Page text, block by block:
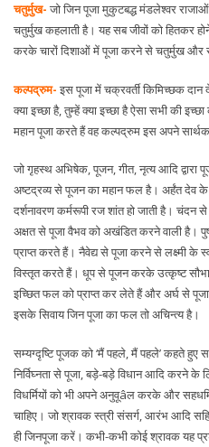
चतुर्मुख- जो जिन पूजा मुकुटबद्ध मंडलेश्वर राजाओं
चतुर्मुख कहलाती है। यह सब जीवों को हितकर
करके चारों दिशाओं में पूजा करने से चतुर्मुख और
कल्पद्रुम- इस पूजा में चक्रवर्ती किमिच्छक दान
क्या इच्छा है, तुम्हें क्या इच्छा है ऐसा सभी की
महान पूजा करते हैं वह कल्पद्रुम इस अपने सार्थक
जो गृहस्थ अभिषेक, पूजन, गीत, नृत्य आदि
अष्टद्रव्य से पूजन का महान फल है। अर्हंत देव
दर्शनावरण कर्मरूपी रज शांत हो जाती है। चंदन
अक्षत से पूजा वैभव को अखंडित करने वाली है।
प्राप्त करते हैं। नैवेद्य से पूजा करने से लक्ष्मी के
विस्तृत करते हैं। धूप से पूजन करके उत्कृष्ट
इच्छित फल को प्राप्त कर लेते हैं और अर्घ से
इसके सिवाय जिन पूजा का फल तो अचिन्त्य है।
सम्यग्दृष्टि पूजक को ‘मैं पहले, मैं पहले’ कहते
निर्विघ्नता से पूजा, बड़े-बड़े विधान आदि करने के
विधर्मियों को भी अपने अनुवूâल करके और
चाहिए। जो श्रावक स्त्री संसर्ग, आरंभ आदि
ही जिनपूजा करें। कभी-कभी कोई श्रावक यह